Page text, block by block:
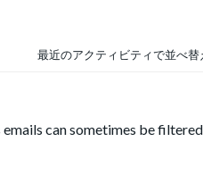
最近のアクティビティで並べ替
can sometimes be filtered